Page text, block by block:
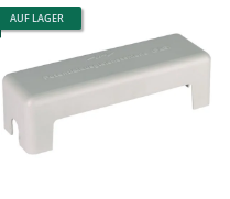
AUF LAGER